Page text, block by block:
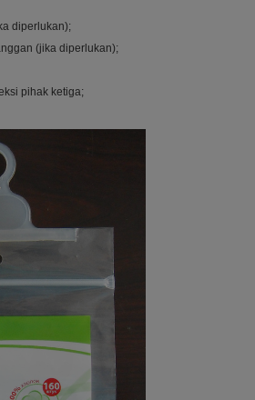
diperlukan);
(jika diperlukan);
pihak ketiga;